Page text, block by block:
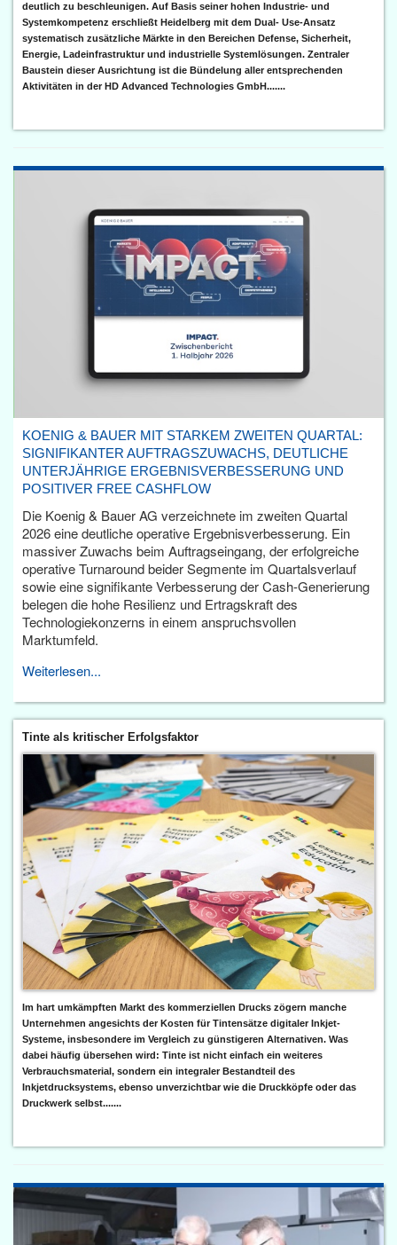
deutlich zu beschleunigen. Auf Basis seiner hohen Industrie- und
Systemkompetenz erschließt Heidelberg mit dem Dual- Use-Ansatz
systematisch zusätzliche Märkte in den Bereichen Defense, Sicherheit,
Energie, Ladeinfrastruktur und industrielle Systemlösungen. Zentraler
Baustein dieser Ausrichtung ist die Bündelung aller entsprechenden
Aktivitäten in der HD Advanced Technologies GmbH.......
KOENIG & BAUER MIT STARKEM ZWEITEN QUARTAL:
SIGNIFIKANTER AUFTRAGSZUWACHS, DEUTLICHE
UNTERJÄHRIGE ERGEBNISVERBESSERUNG UND
POSITIVER FREE CASHFLOW
Die Koenig & Bauer AG verzeichnete im zweiten Quartal
2026 eine deutliche operative Ergebnisverbesserung. Ein
massiver Zuwachs beim Auftragseingang, der erfolgreiche
operative Turnaround beider Segmente im Quartalsverlauf
sowie eine signifikante Verbesserung der Cash-Generierung
belegen die hohe Resilienz und Ertragskraft des
Technologiekonzerns in einem anspruchsvollen
Marktumfeld.
Weiterlesen...
Tinte als kritischer Erfolgsfaktor
Im hart umkämpften Markt des kommerziellen Drucks zögern manche
Unternehmen angesichts der Kosten für Tintensätze digitaler Inkjet-
Systeme, insbesondere im Vergleich zu günstigeren Alternativen. Was
dabei häufig übersehen wird: Tinte ist nicht einfach ein weiteres
Verbrauchsmaterial, sondern ein integraler Bestandteil des
Inkjetdrucksystems, ebenso unverzichtbar wie die Druckköpfe oder das
Druckwerk selbst.......